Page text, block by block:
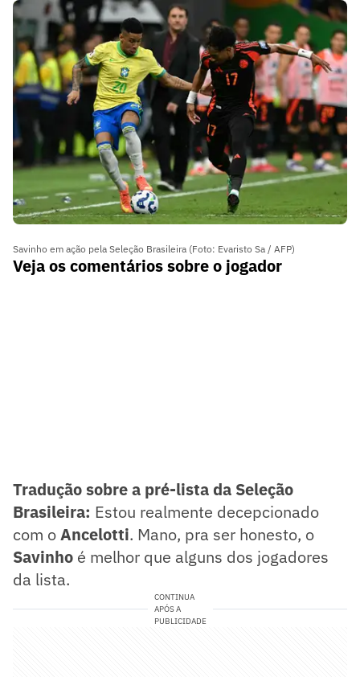
Savinho em ação pela Seleção Brasileira (Foto: Evaristo Sa / AFP)
Veja os comentários sobre o jogador
Tradução sobre a pré-lista da Seleção
Brasileira: Estou realmente decepcionado
com oAncelotti. Mano, pra ser honesto, o
Savinho é melhor que alguns dos jogadores
da lista.
CONTINUA
APÓS A
PUBLICIDADE